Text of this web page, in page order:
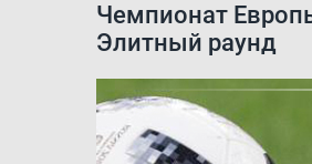
Чемпионат
Элитный раунд